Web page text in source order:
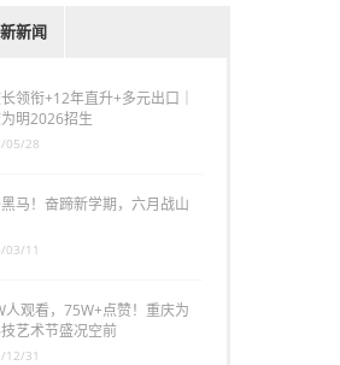
新闻
领衔+12年直升+多元出口｜
明2026招生
05/28
马！奋蹄新学期，六月战山
03/11
人观看，75W+点赞！重庆为
艺术节盛况空前
12/31